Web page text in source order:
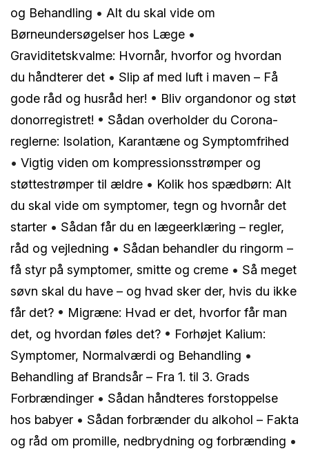
og Behandling • Alt du skal vide om
Børneundersøgelser hos Læge •
Graviditetskvalme: Hvornår, hvorfor og hvordan
du håndterer det • Slip af med luft i maven – Få
gode råd og husråd her! • Bliv organdonor og støt
donorregistret! • Sådan overholder du Corona-
reglerne: Isolation, Karantæne og Symptomfrihed
• Vigtig viden om kompressionsstrømper og
støttestrømper til ældre • Kolik hos spædbørn: Alt
du skal vide om symptomer, tegn og hvornår det
starter • Sådan får du en lægeerklæring – regler,
råd og vejledning • Sådan behandler du ringorm –
få styr på symptomer, smitte og creme • Så meget
søvn skal du have – og hvad sker der, hvis du ikke
får det? • Migræne: Hvad er det, hvorfor får man
det, og hvordan føles det? • Forhøjet Kalium:
Symptomer, Normalværdi og Behandling •
Behandling af Brandsår – Fra 1. til 3. Grads
Forbrændinger • Sådan håndteres forstoppelse
hos babyer • Sådan forbrænder du alkohol – Fakta
og råd om promille, nedbrydning og forbrænding •